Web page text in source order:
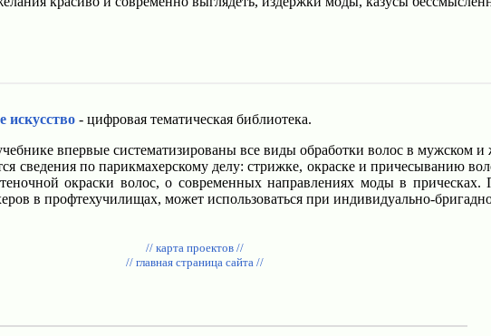
искусство - цифровая тематическая библиотека.
впервые систематизированы все виды обработки волос в мужском и
сведения по парикмахерскому делу: стрижке, окраске и причесыванию
окраски волос, о современных направлениях моды в прическах.
в профтехучилищах, может использоваться при индивидуально-
// карта проектов //
// главная страница сайта //